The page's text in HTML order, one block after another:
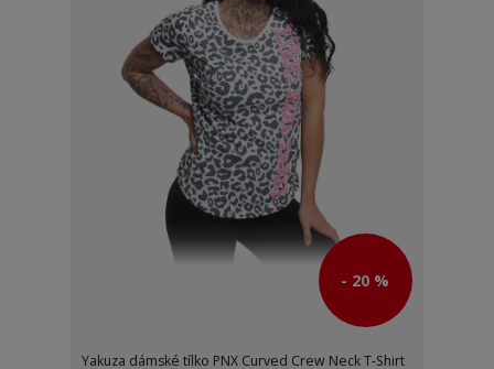
- 20 %
Yakuza dámské tílko PNX Curved Crew Neck T-Shirt